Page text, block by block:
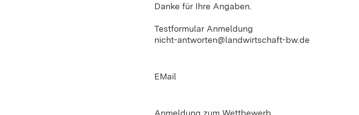
Danke für Ihre Angaben.
Testformular Anmeldung
nicht-antworten@landwirtschaft-bw.de
EMail
Anmeldung zum Wettbewerb